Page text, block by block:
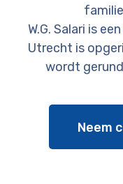
W.G. Salari is
Utrecht is
wordt
Neem